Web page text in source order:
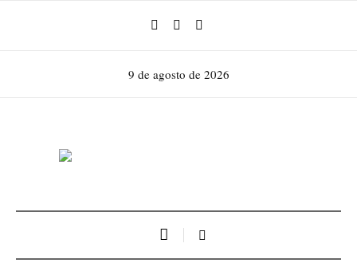
9 de agosto de 2026